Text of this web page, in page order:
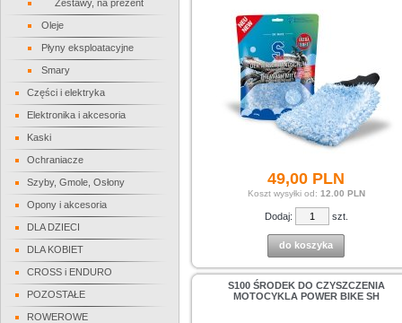
Zestawy, na prezent
Oleje
Płyny eksploatacyjne
Smary
Części i elektryka
Elektronika i akcesoria
Kaski
Ochraniacze
Szyby, Gmole, Osłony
Opony i akcesoria
DLA DZIECI
DLA KOBIET
CROSS i ENDURO
POZOSTAŁE
ROWEROWE
49,00 PLN
Koszt wysyłki od: 12.00 PLN
Dodaj: szt.
do koszyka
S100 ŚRODEK DO CZYSZCZENIA
MOTOCYKLA POWER BIKE SH